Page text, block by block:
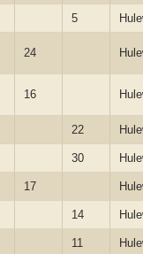
5
24
16
22
30
17
14
11